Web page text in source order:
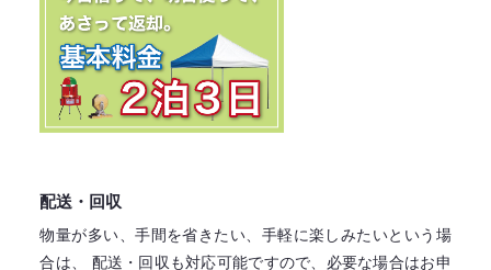
配送・回収
物量が多い、手間を省きたい、手軽に楽しみたいという場
合は、
配送・回収も対応可能ですので、必要な場合はお申